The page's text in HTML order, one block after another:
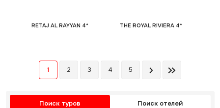
RETAJ AL RAYYAN 4* THE ROYAL RIVIERA 4*
1 2 3 4 5
Поиск туров Поиск отелей